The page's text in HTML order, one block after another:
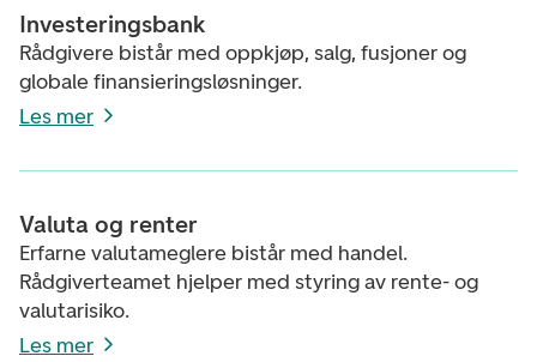
Investeringsbank
Rådgivere bistår med oppkjøp, salg, fusjoner og
globale finansieringsløsninger.
Les mer
Valuta og renter
Erfarne valutameglere bistår med handel.
Rådgiverteamet hjelper med styring av rente- og
valutarisiko.
Les mer